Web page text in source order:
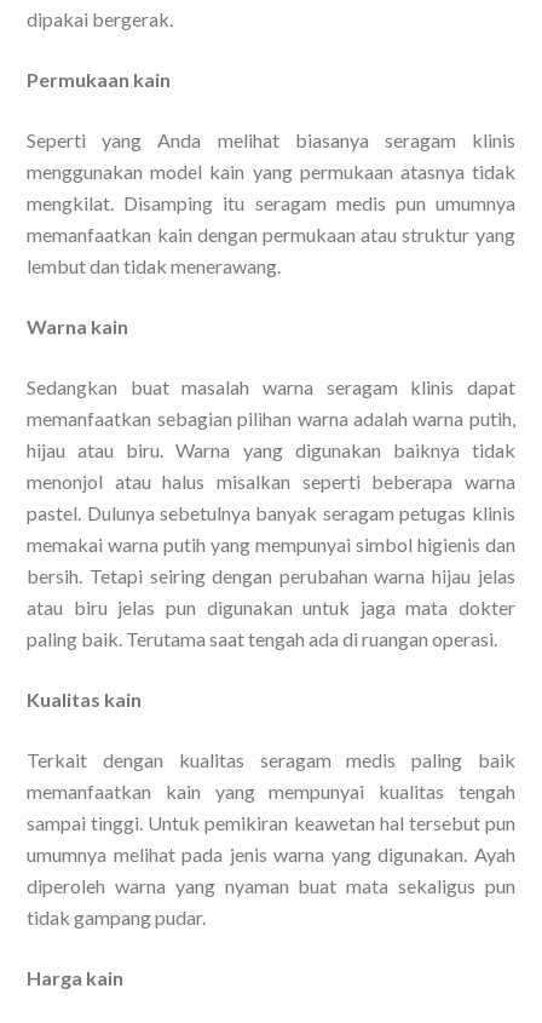
dipakai bergerak.
Permukaan kain
Seperti yang Anda melihat biasanya seragam klinis
menggunakan model kain yang permukaan atasnya tidak
mengkilat. Disamping itu seragam medis pun umumnya
memanfaatkan kain dengan permukaan atau struktur yang
lembut dan tidak menerawang.
Warna kain
Sedangkan buat masalah warna seragam klinis dapat
memanfaatkan sebagian pilihan warna adalah warna putih,
hijau atau biru. Warna yang digunakan baiknya tidak
menonjol atau halus misalkan seperti beberapa warna
pastel. Dulunya sebetulnya banyak seragam petugas klinis
memakai warna putih yang mempunyai simbol higienis dan
bersih. Tetapi seiring dengan perubahan warna hijau jelas
atau biru jelas pun digunakan untuk jaga mata dokter
paling baik. Terutama saat tengah ada di ruangan operasi.
Kualitas kain
Terkait dengan kualitas seragam medis paling baik
memanfaatkan kain yang mempunyai kualitas tengah
sampai tinggi. Untuk pemikiran keawetan hal tersebut pun
umumnya melihat pada jenis warna yang digunakan. Ayah
diperoleh warna yang nyaman buat mata sekaligus pun
tidak gampang pudar.
Harga kain